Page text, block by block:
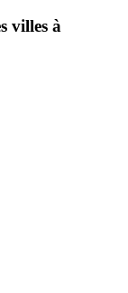
villes à